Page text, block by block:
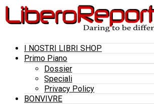
I NOSTRI LIBRI SHOP
Primo Piano
Dossier
Speciali
Privacy Policy
BONVIVRE